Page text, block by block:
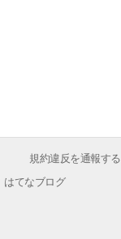
規約違反を通報する
はてなブログ